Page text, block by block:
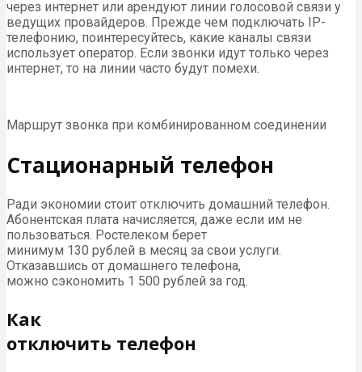
через интернет или арендуют линии голосовой связи у
ведущих провайдеров. Прежде чем подключать IP-
телефонию, поинтересуйтесь, какие каналы связи
использует оператор. Если звонки идут только через
интернет, то на линии часто будут помехи.
Маршрут звонка при комбинированном соединении
Стационарный телефон
Ради экономии стоит отключить домашний телефон.
Абонентская плата начисляется, даже если им не
пользоваться. Ростелеком берет
минимум 130 рублей в месяц за свои услуги.
Отказавшись от домашнего телефона,
можно сэкономить 1 500 рублей за год.
Как
отключить телефон